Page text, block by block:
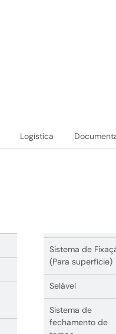
Logística
Sistema de
(Para superfície)
Selável
Sistema de
fechamento de